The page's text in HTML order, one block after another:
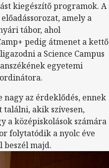
kiegészítő programok. A
amely a
tábor, ahol
pedig átmenet a kettő
a Science Campus
egyetemi
nagy az érdeklődés, ennek
találni, akik szívesen,
a középiskolások számára
folytatódik a nyolc éve
majd.